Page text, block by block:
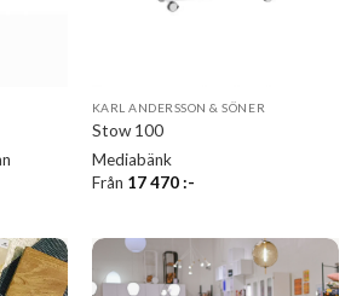
KARL ANDERSSON & SÖNER
Stow 100
Mediabänk
Från 17 470:-